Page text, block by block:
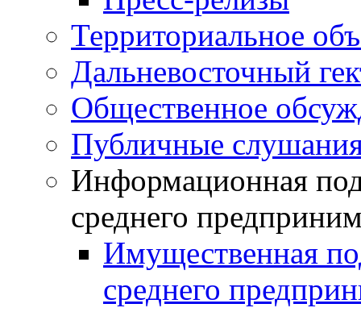
Территориальное
Дальневосточный
Общественное
Публичные
Информационная
среднего
Имущественная
среднего